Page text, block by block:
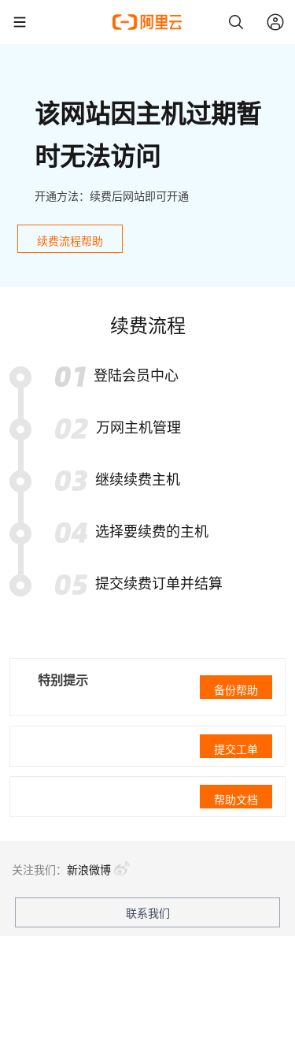
该网站因主机过期暂
时无法访问
开通方法：续费后网站即可开通
续费流程帮助
续费流程
登陆会员中心
万网主机管理
继续续费主机
选择要续费的主机
提交续费订单并结算
特别提示
备份帮助
提交工单
帮助文档